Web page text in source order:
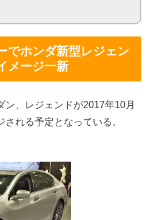
でホンダ新型レジェン
メージ一新
ン、レジェンドが2017年10月
れる予定となっている。